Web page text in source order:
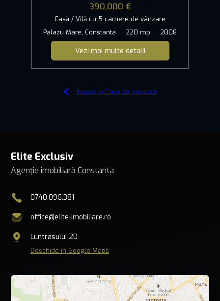
390,000 €
Casă / Vilă cu 5 camere de vânzare
Palazu Mare, Constanta
220 mp 2008
Vezi mai multe detalii
Înapoi la Case de vânzare
Elite Exclusiv
Agenție imobiliară Constanta
0740.096.381
office@elite-imobiliare.ro
Luntrasului 20
Deschide în Google Maps